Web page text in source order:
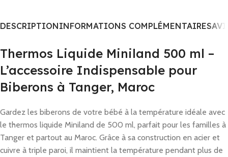
DESCRIPTIONINFORMATIONS COMPLÉMENTAIRES
Thermos Liquide Miniland 500 ml –
L’accessoire Indispensable pour
Biberons à Tanger, Maroc
Gardez les biberons de votre bébé à la température idéale avec
le thermos liquide Miniland de 500 ml, parfait pour les familles à
Tanger et partout au Maroc. Grâce à sa construction en acier et
cuivre à triple paroi, il maintient la température pendant plus de